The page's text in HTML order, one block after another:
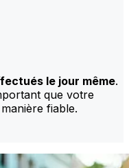
le jour même.
que votre
fiable.